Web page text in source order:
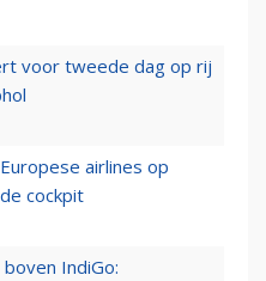
voor tweede dag op rij
airlines op
cockpit
IndiGo: